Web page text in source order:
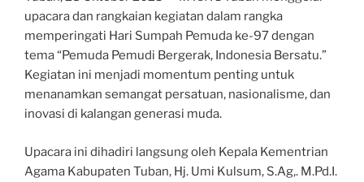
upacara dan rangkaian kegiatan dalam rangka
memperingati Hari Sumpah Pemuda ke-97 dengan
tema “Pemuda Pemudi Bergerak, Indonesia Bersatu.”
Kegiatan ini menjadi momentum penting untuk
menanamkan semangat persatuan, nasionalisme, dan
inovasi di kalangan generasi muda.
Upacara ini dihadiri langsung oleh Kepala Kementrian
Agama Kabupaten Tuban, Hj. Umi Kulsum, S.Ag,. M.Pd.I.